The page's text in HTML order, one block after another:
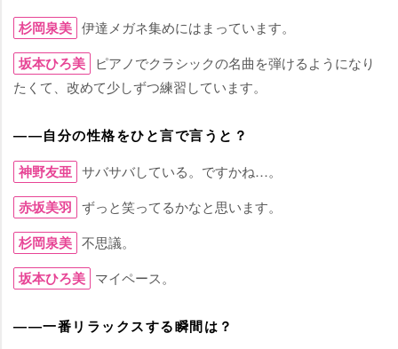
杉岡泉美 伊達メガネ集めにはまっています。
坂本ひろ美
ピアノでクラシックの名曲を弾けるようになり
たくて、改めて少しずつ練習しています。
――自分の性格をひと言で言うと？
神野友亜 サバサバしている。ですかね…。
赤坂美羽 ずっと笑ってるかなと思います。
杉岡泉美 不思議。
坂本ひろ美 マイペース。
――一番リラックスする瞬間は？